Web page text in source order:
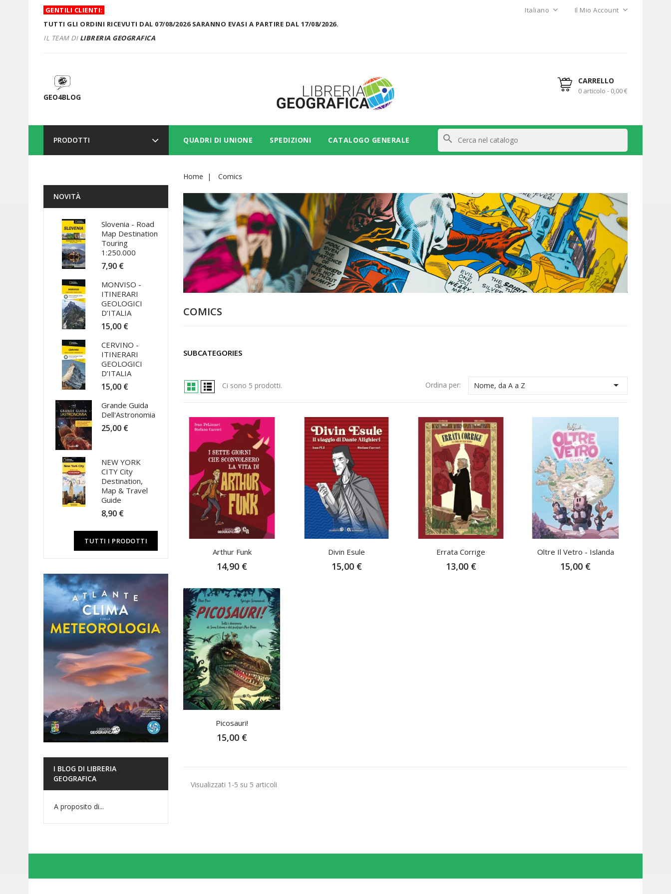
GENTILI CLIENTI:
TUTTI GLI ORDINI RICEVUTI DAL 07/08/2026 SARANNO EVASI A PARTIRE DAL 17/08/2026.
IL TEAM DI LIBRERIA GEOGRAFICA
Italiano Il Mio Account
GEO4BLOG
CARRELLO
0 articolo - 0,00 €
QUADRI DI UNIONE SPEDIZIONI CATALOGO GENERALE
PRODOTTI search
NOVITÀ
Slovenia - Road
Map Destination
Touring
1:250.000
7,90 €
MONVISO -
ITINERARI
GEOLOGICI
D’ITALIA
15,00 €
CERVINO -
ITINERARI
GEOLOGICI
D’ITALIA
15,00 €
Grande Guida
Dell'Astronomia
25,00 €
NEW YORK
CITY City
Destination,
Map & Travel
Guide
8,90 €
TUTTI I PRODOTTI
I BLOG DI LIBRERIA
GEOGRAFICA
A proposito di...
Home Comics
COMICS
SUBCATEGORIES
Ci sono 5 prodotti. Ordina per: Nome, da A a Z 
Solo Online
Arthur Funk
14,90 €
Divin Esule
15,00 €
Errata Corrige
13,00 €
Oltre Il Vetro - Islanda
15,00 €
Picosauri!
15,00 €
Visualizzati 1-5 su 5 articoli